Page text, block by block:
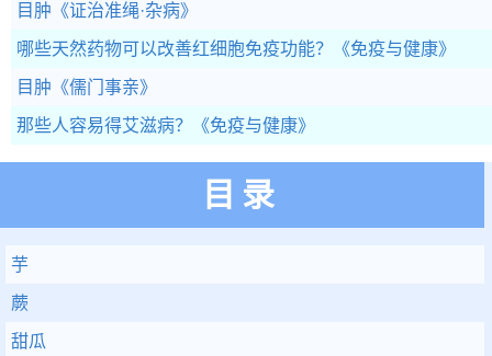
目肿 《证治准绳·杂病》
哪些天然药物可以改善红细胞免疫功能？ 《免疫与健康》
目肿 《儒门事亲》
那些人容易得艾滋病？ 《免疫与健康》
目录
芋
蕨
甜瓜